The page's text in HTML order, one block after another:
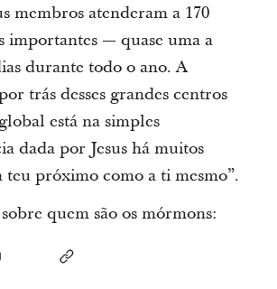
membros atenderam a 170
importantes — quase uma a
durante todo o ano. A
trás desses grandes centros
está na simples
dada por Jesus há muitos
teu próximo como a ti mesmo”.
quem são os mórmons: